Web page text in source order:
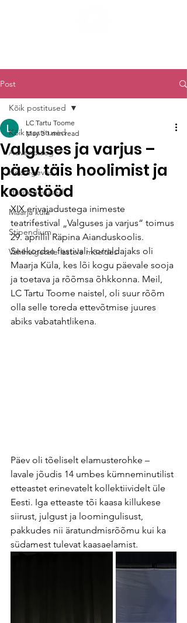
Post
Kõik postitused
Advendiaeg
Heategevus
Huvitegevused
Maarja küla
Stipendium
Vähihaigetele lastele mõeldes
Kõik postitused
Valguses ja varjus –
päev täis hoolimist ja
koostööd
LC Tartu Toome
May 3 1 min read
XIX erivajadustega inimeste
teatrifestival „Valguses ja varjus“ toimus
29. aprillil Räpina Aianduskoolis.
Seekordse festivali korraldajaks oli
Maarja Küla, kes lõi kogu päevale sooja
ja toetava ja rõõmsa õhkkonna. Meil,
LC Tartu Toome naistel, oli suur rõõm
olla selle toreda ettevõtmise juures
abiks vabatahtlikena.
Päev oli tõeliselt elamusterohke –
lavale jõudis 14 umbes kümneminutilist
etteastet erinevatelt kollektiividelt üle
Eesti. Iga etteaste tõi kaasa killukese
siirust, julgust ja loomingulisust,
pakkudes nii äratundmisrõõmu kui ka
südamest tulevat kaasaelamist.